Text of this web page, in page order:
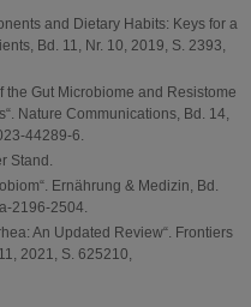
and Dietary Habits: Keys for a
Bd. 11, Nr. 10, 2019, S. 2393,
the Gut Microbiome and Resistome
Nature Communications, Bd. 14,
44289-6.
Stand.
Ernährung & Medizin, Bd.
2196-2504.
An Updated Review“. Frontiers
2021, S. 625210,